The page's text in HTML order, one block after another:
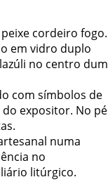
cordeiro fogo.
em vidro duplo
no centro dum
com símbolos de
expositor. No pé
numa
no
litúrgico.